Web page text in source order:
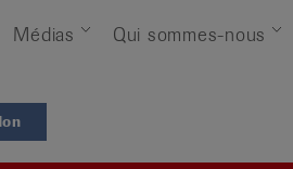
Médias Qui sommes-nous